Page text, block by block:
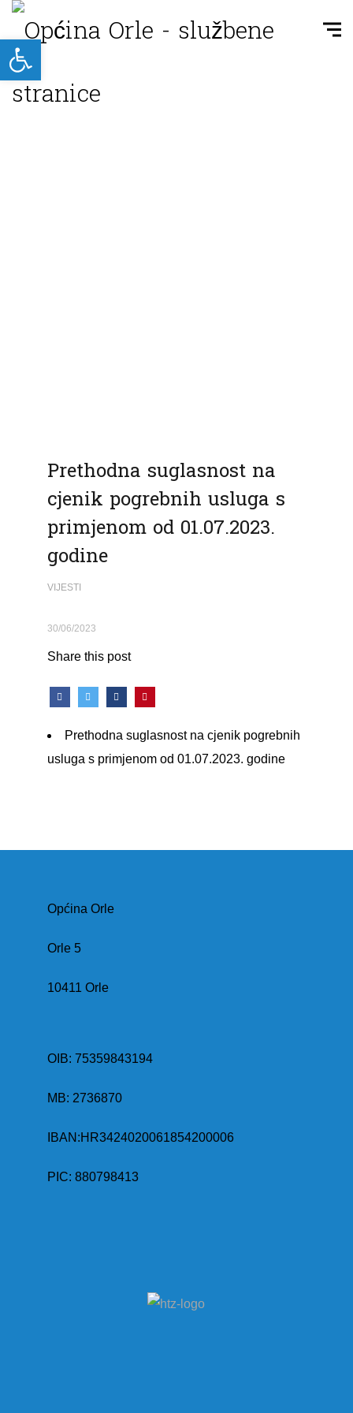
Prethodna suglasnost na
cjenik pogrebnih usluga s
primjenom od 01.07.2023.
godine
VIJESTI
30/06/2023
Share this post
Prethodna suglasnost na cjenik pogrebnih
usluga s primjenom od 01.07.2023. godine
Općina Orle
Orle 5
10411 Orle
OIB: 75359843194
MB: 2736870
IBAN:HR3424020061854200006
PIC: 880798413
Open toolbar